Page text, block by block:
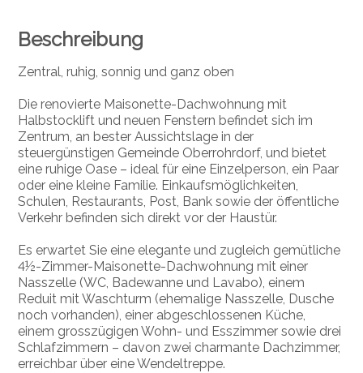
Beschreibung
Zentral, ruhig, sonnig und ganz oben
Die renovierte Maisonette-Dachwohnung mit
Halbstocklift und neuen Fenstern befindet sich im
Zentrum, an bester Aussichtslage in der
steuergünstigen Gemeinde Oberrohrdorf, und bietet
eine ruhige Oase – ideal für eine Einzelperson, ein Paar
oder eine kleine Familie. Einkaufsmöglichkeiten,
Schulen, Restaurants, Post, Bank sowie der öffentliche
Verkehr befinden sich direkt vor der Haustür.
Es erwartet Sie eine elegante und zugleich gemütliche
4½-Zimmer-Maisonette-Dachwohnung mit einer
Nasszelle (WC, Badewanne und Lavabo), einem
Reduit mit Waschturm (ehemalige Nasszelle, Dusche
noch vorhanden), einer abgeschlossenen Küche,
einem grosszügigen Wohn- und Esszimmer sowie drei
Schlafzimmern – davon zwei charmante Dachzimmer,
erreichbar über eine Wendeltreppe.